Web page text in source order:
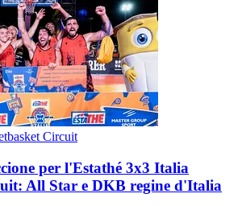
Circuit
per l'Estathé 3x3 Italia
All Star e DKB regine d'Italia